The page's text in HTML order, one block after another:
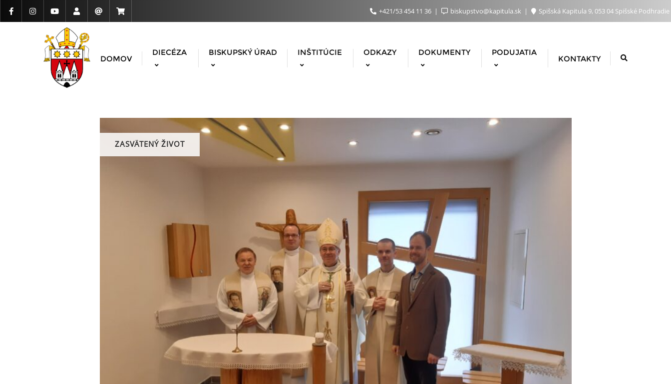
+421/53 454 11 36 biskupstvo@kapitula.sk Spišská Kapitula 9, 053 04 Spišské Podhradie
DOMOV
DIECÉZA BISKUPSKÝ ÚRAD INŠTITÚCIE ODKAZY DOKUMENTY PODUJATIA
KONTAKTY
ZASVÄTENÝ ŽIVOT